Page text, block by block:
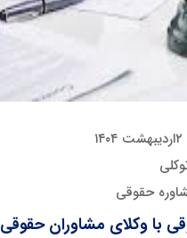
۲اردیبهشت ۱۴۰۴
حقوقی
با وکلای مشاوران حقوقی